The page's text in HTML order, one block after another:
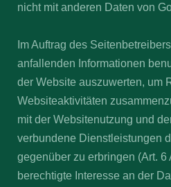
nicht mit anderen Daten von
Im Auftrag des
anfallenden Informationen
der Website auszuwerten, um
Websiteaktivitäten
mit der Websitenutzung und
verbundene Dienstleistungen
gegenüber zu erbringen (Art. 6
berechtigte Interesse an der